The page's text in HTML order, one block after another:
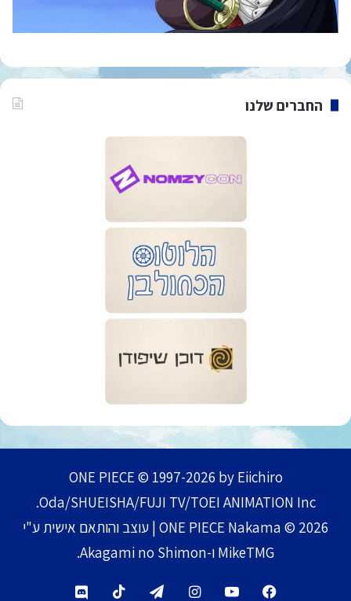
החברים שלנו
ONE PIECE © 1997-2026 by Eiichiro
Oda/SHUEISHA/FUJI TV/TOEI ANIMATION Inc.
ONE PIECE Nakama © 2026 | עוצב והותאם אישית ע"י
MikeTMG ו-Akagami no Shimon.
Facebook
YouTube
Instagram
Telegram
TikTok
Discord